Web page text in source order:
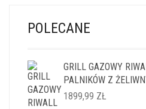
POLECANE
GRILL GAZOWY
PALNIKÓW Z
1899,99 ZŁ